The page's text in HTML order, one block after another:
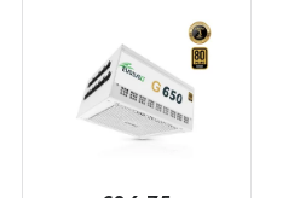
WH Evolveo